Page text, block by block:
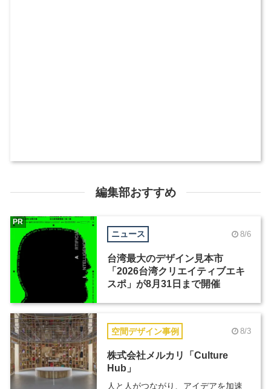
編集部おすすめ
ニュース 8/6
台湾最大のデザイン見本市
「2026台湾クリエイティブエキ
スポ」が8月31日まで開催
PR
空間デザイン事例 8/3
株式会社メルカリ「Culture
Hub」
人と人がつながり、アイデアを加速